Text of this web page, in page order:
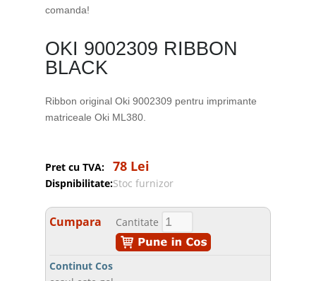
comanda!
OKI 9002309 RIBBON
BLACK
Ribbon original Oki 9002309 pentru imprimante
matriceale Oki ML380.
Pret cu TVA: 78 Lei
Dispnibilitate:Stoc furnizor
Cumpara Cantitate
Continut Cos